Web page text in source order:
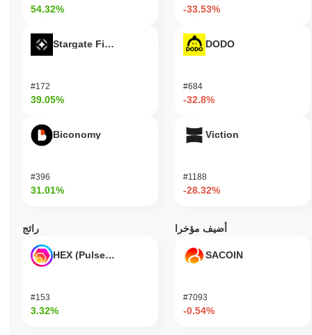
54.32%
Stargate Finance
#172
39.05%
Biconomy
#396
31.01%
-33.53%
DODO
#684
-32.8%
Viction
#1188
-28.32%
رائج
HEX (Pulsechain)
#153
3.32%
أضيف مؤخرا
SACOIN
#7093
-0.54%